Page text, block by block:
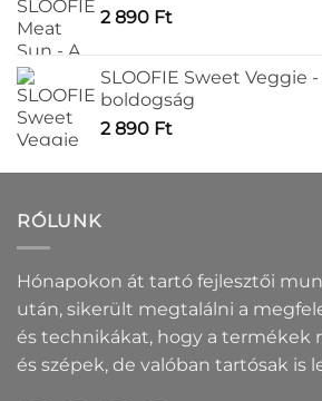
2 890 Ft
SLOOFIE Sweet Veggie
boldogság
2 890 Ft
RÓLUNK
Hónapokon át tartó fejlesztői
után, sikerült megtalálni a
és technikákat, hogy a termékek
és szépek, de valóban tartósak is